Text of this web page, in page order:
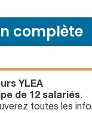
complète
YLEA
de 12 salariés.
toutes les